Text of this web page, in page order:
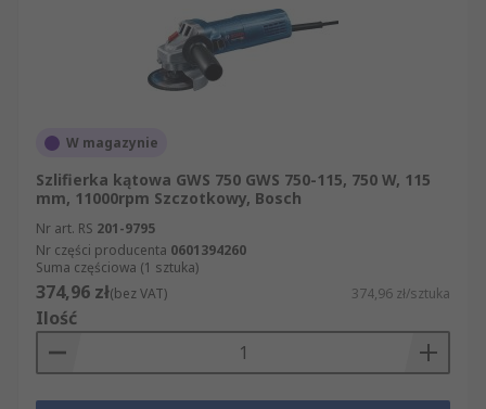
W magazynie
Szlifierka kątowa GWS 750 GWS 750-115, 750 W, 115
mm, 11000rpm Szczotkowy, Bosch
Nr art. RS 201-9795
Nr części producenta 0601394260
Suma częściowa (1 sztuka)
374,96 zł(bez VAT) 374,96 zł/sztuka
Ilość